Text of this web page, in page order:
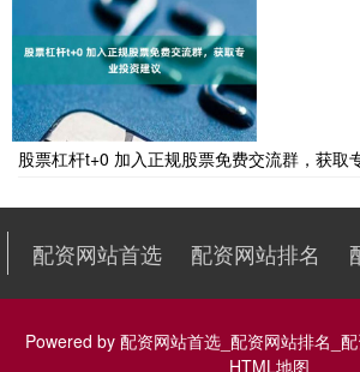
股票杠杆t+0 加入正规股票免费交流群，获取
配资网站首选 配资网站排名
Powered by 配资网站首选_配资网站排名_
HTML地图